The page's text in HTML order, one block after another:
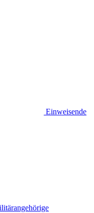
Einweisende